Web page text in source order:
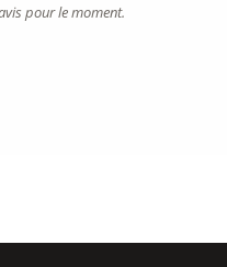
pour le moment.